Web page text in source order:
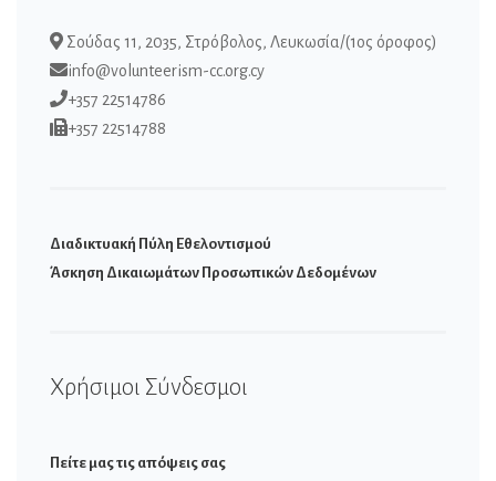
Σούδας 11, 2035, Στρόβολος, Λευκωσία/(1ος όροφος)
info@volunteerism-cc.org.cy
+357 22514786
+357 22514788
Διαδικτυακή Πύλη Εθελοντισμού
Άσκηση Δικαιωμάτων Προσωπικών Δεδομένων
Χρήσιμοι Σύνδεσμοι
Πείτε μας τις απόψεις σας